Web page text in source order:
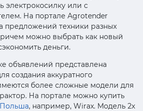
электрокосилку или с
На портале Agrotender
предложений техники разных
можно выбрать как новый
деньги.
объявлений представлена
создания аккуратного
более сложные модели для
На портале можно купить
, например, Wirax. Модель 2х